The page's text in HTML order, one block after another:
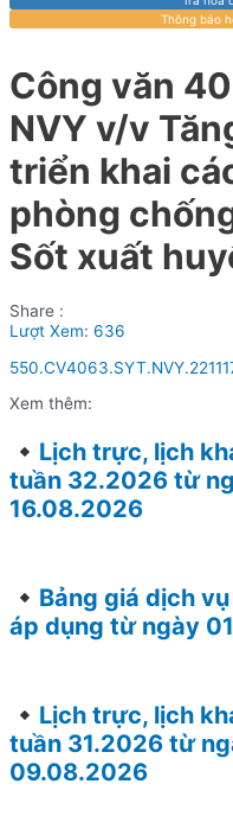
Thông báo
Công văn
NVY v/v
triển khai
phòng
Sốt xuất
Share :
Lượt Xem: 636
Xem thêm:
Lịch trực, lịch
tuần 32.2026 từ
16.08.2026
Bảng giá dịch
áp dụng từ ngày
Lịch trực, lịch
tuần 31.2026 từ
09.08.2026